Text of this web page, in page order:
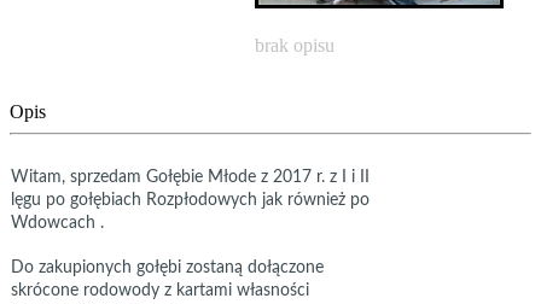
brak opisu
Opis
Witam, sprzedam Gołębie Młode z 2017 r. z I i II
lęgu po gołębiach Rozpłodowych jak również po
Wdowcach .
Do zakupionych gołębi zostaną dołączone
skrócone rodowody z kartami własności